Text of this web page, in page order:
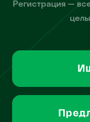
Регистрация —